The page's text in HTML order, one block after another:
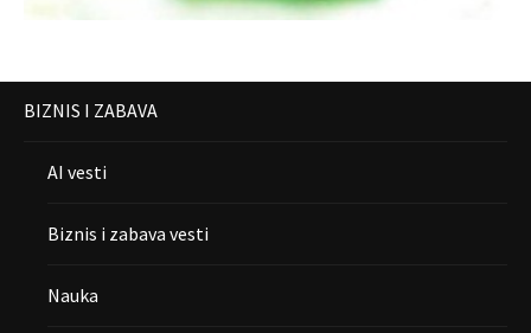
BIZNIS I ZABAVA
AI vesti
Biznis i zabava vesti
Nauka